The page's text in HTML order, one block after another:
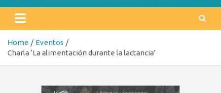
Ávila con niños
Home
Eventos
Charla ‘La alimentación durante la lactancia’